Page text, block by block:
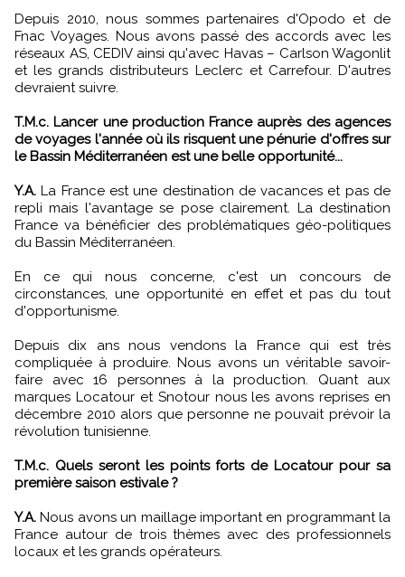
Depuis 2010, nous sommes partenaires d'Opodo et de
Fnac Voyages. Nous avons passé des accords avec les
réseaux AS, CEDIV ainsi qu'avec Havas – Carlson Wagonlit
et les grands distributeurs Leclerc et Carrefour. D'autres
devraient suivre.
T.M.c. Lancer une production France auprès des agences
de voyages l'année où ils risquent une pénurie d'offres sur
le Bassin Méditerranéen est une belle opportunité...
Y.A. La France est une destination de vacances et pas de
repli mais l'avantage se pose clairement. La destination
France va bénéficier des problématiques géo-politiques
du Bassin Méditerranéen.
En ce qui nous concerne, c'est un concours de
circonstances, une opportunité en effet et pas du tout
d'opportunisme.
Depuis dix ans nous vendons la France qui est très
compliquée à produire. Nous avons un véritable savoir-
faire avec 16 personnes à la production. Quant aux
marques Locatour et Snotour nous les avons reprises en
décembre 2010 alors que personne ne pouvait prévoir la
révolution tunisienne.
T.M.c. Quels seront les points forts de Locatour pour sa
première saison estivale ?
Y.A. Nous avons un maillage important en programmant la
France autour de trois thèmes avec des professionnels
locaux et les grands opérateurs.